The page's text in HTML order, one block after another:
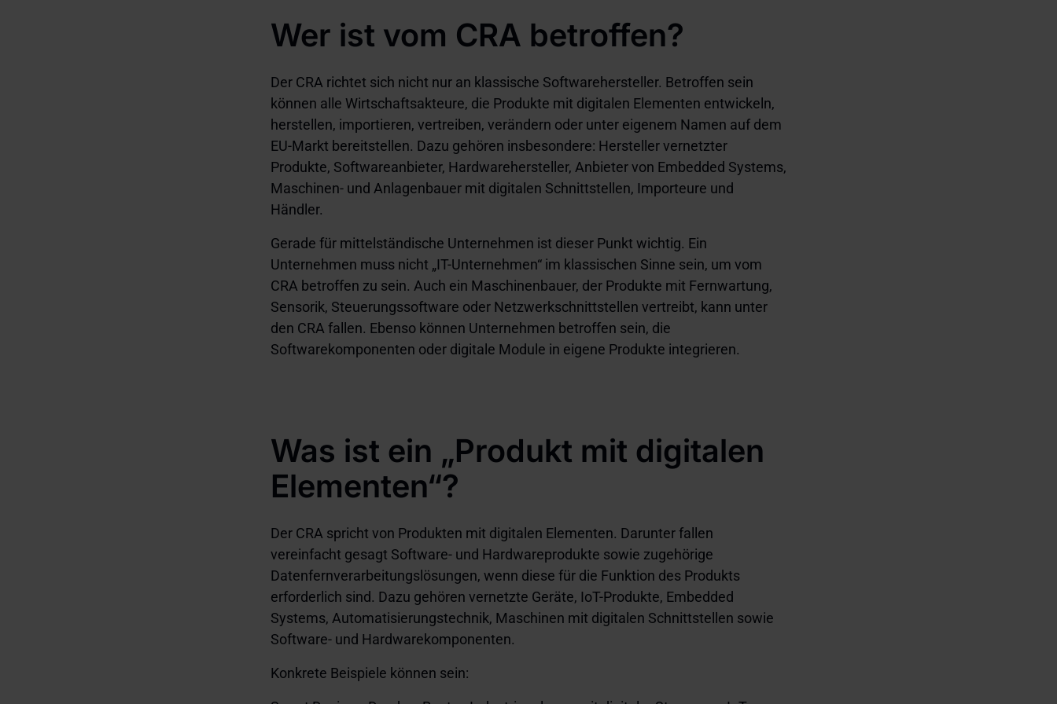
Wer ist vom CRA betroffen?
Der CRA richtet sich nicht nur an klassische Softwarehersteller. Betroffen sein
können alle Wirtschaftsakteure, die Produkte mit digitalen Elementen entwickeln,
herstellen, importieren, vertreiben, verändern oder unter eigenem Namen auf dem
EU-Markt bereitstellen. Dazu gehören insbesondere: Hersteller vernetzter
Produkte, Softwareanbieter, Hardwarehersteller, Anbieter von Embedded Systems,
Maschinen- und Anlagenbauer mit digitalen Schnittstellen, Importeure und
Händler.
Gerade für mittelständische Unternehmen ist dieser Punkt wichtig. Ein
Unternehmen muss nicht „IT-Unternehmen“ im klassischen Sinne sein, um vom
CRA betroffen zu sein. Auch ein Maschinenbauer, der Produkte mit Fernwartung,
Sensorik, Steuerungssoftware oder Netzwerkschnittstellen vertreibt, kann unter
den CRA fallen. Ebenso können Unternehmen betroffen sein, die
Softwarekomponenten oder digitale Module in eigene Produkte integrieren.
Was ist ein „Produkt mit digitalen
Elementen“?
Der CRA spricht von Produkten mit digitalen Elementen. Darunter fallen
vereinfacht gesagt Software- und Hardwareprodukte sowie zugehörige
Datenfernverarbeitungslösungen, wenn diese für die Funktion des Produkts
erforderlich sind. Dazu gehören vernetzte Geräte, IoT-Produkte, Embedded
Systems, Automatisierungstechnik, Maschinen mit digitalen Schnittstellen sowie
Software- und Hardwarekomponenten.
Konkrete Beispiele können sein: